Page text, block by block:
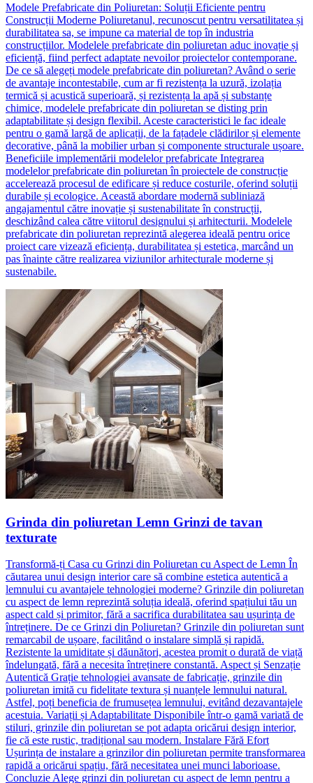
Modele Prefabricate din Poliuretan: Soluții Eficiente pentru
Construcții Moderne Poliuretanul, recunoscut pentru versatilitatea și
durabilitatea sa, se impune ca material de top în industria
construcțiilor. Modelele prefabricate din poliuretan aduc inovație și
eficiență, fiind perfect adaptate nevoilor proiectelor contemporane.
De ce să alegeți modele prefabricate din poliuretan? Având o serie
de avantaje incontestabile, cum ar fi rezistența la uzură, izolația
termică și acustică superioară, și rezistența la apă și substanțe
chimice, modelele prefabricate din poliuretan se disting prin
adaptabilitate și design flexibil. Aceste caracteristici le fac ideale
pentru o gamă largă de aplicații, de la fațadele clădirilor și elemente
decorative, până la mobilier urban și componente structurale ușoare.
Beneficiile implementării modelelor prefabricate Integrarea
modelelor prefabricate din poliuretan în proiectele de construcție
accelerează procesul de edificare și reduce costurile, oferind soluții
durabile și ecologice. Această abordare modernă subliniază
angajamentul către inovație și sustenabilitate în construcții,
deschizând calea către viitorul designului și arhitecturii. Modelele
prefabricate din poliuretan reprezintă alegerea ideală pentru orice
proiect care vizează eficiența, durabilitatea și estetica, marcând un
pas înainte către realizarea viziunilor arhitecturale moderne și
sustenabile.
Grinda din poliuretan Lemn Grinzi de tavan
texturate
Transformă-ți Casa cu Grinzi din Poliuretan cu Aspect de Lemn În
căutarea unui design interior care să combine estetica autentică a
lemnului cu avantajele tehnologiei moderne? Grinzile din poliuretan
cu aspect de lemn reprezintă soluția ideală, oferind spațiului tău un
aspect cald și primitor, fără a sacrifica durabilitatea sau ușurința de
întreținere. De ce Grinzi din Poliuretan? Grinzile din poliuretan sunt
remarcabil de ușoare, facilitând o instalare simplă și rapidă.
Rezistente la umiditate și dăunători, acestea promit o durată de viață
îndelungată, fără a necesita întreținere constantă. Aspect și Senzație
Autentică Grație tehnologiei avansate de fabricație, grinzile din
poliuretan imită cu fidelitate textura și nuanțele lemnului natural.
Astfel, poți beneficia de frumusețea lemnului, evitând dezavantajele
acestuia. Variații și Adaptabilitate Disponibile într-o gamă variată de
stiluri, grinzile din poliuretan se pot adapta oricărui design interior,
fie că este rustic, tradițional sau modern. Instalare Fără Efort
Ușurința de instalare a grinzilor din poliuretan permite transformarea
rapidă a oricărui spațiu, fără necesitatea unei munci laborioase.
Concluzie Alege grinzi din poliuretan cu aspect de lemn pentru a